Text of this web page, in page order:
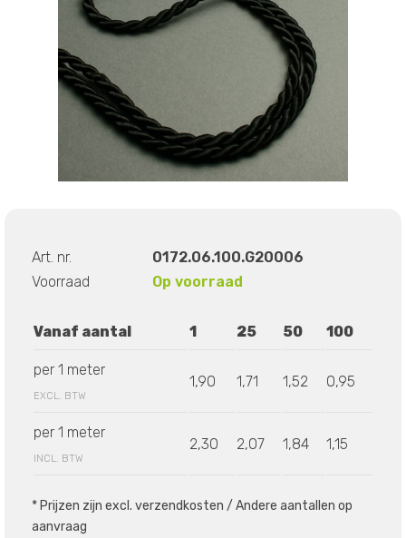
Art. nr.
0172.06.100.G20006
Voorraad
Op voorraad
Vanaf aantal 1 25 50 100
per 1 meter
EXCL. BTW
1,90 1,71 1,52 0,95
per 1 meter
INCL. BTW
2,30 2,07 1,84 1,15
* Prijzen zijn excl. verzendkosten / Andere aantallen op
aanvraag